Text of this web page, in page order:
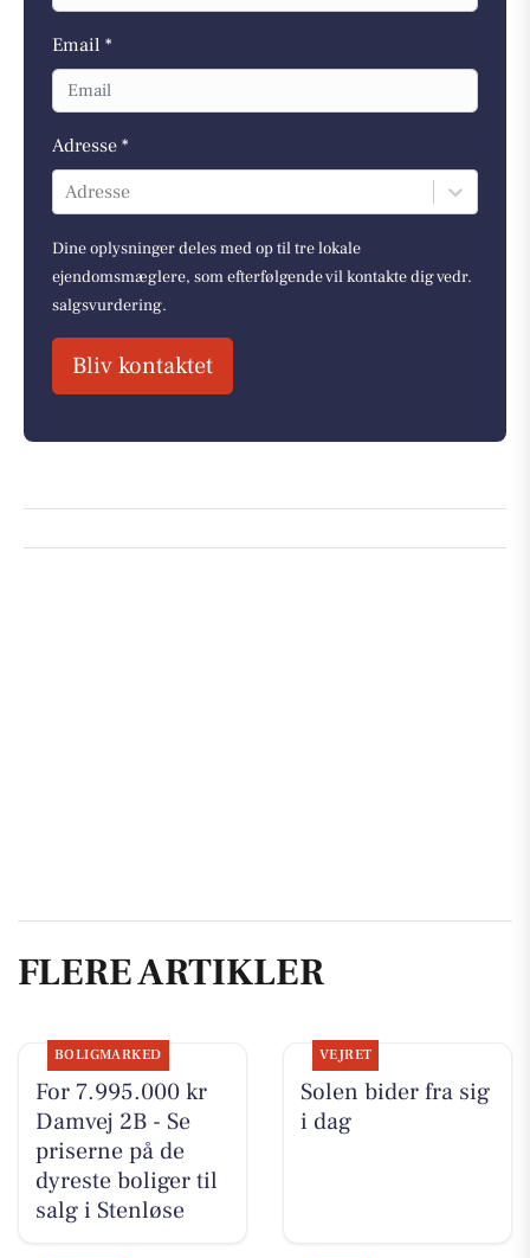
Email *
Adresse *
Adresse
Dine oplysninger deles med op til tre lokale
ejendomsmæglere, som efterfølgende vil kontakte dig vedr.
salgsvurdering.
Bliv kontaktet
FLERE ARTIKLER
BOLIGMARKED
For 7.995.000 kr
Damvej 2B - Se
priserne på de
dyreste boliger til
salg i Stenløse
VEJRET
Solen bider fra sig
i dag